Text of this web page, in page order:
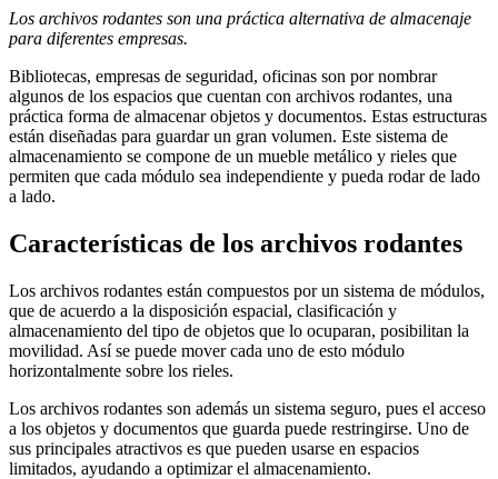
Los archivos rodantes son una práctica alternativa de almacenaje
para diferentes empresas.
Bibliotecas, empresas de seguridad, oficinas son por nombrar
algunos de los espacios que cuentan con archivos rodantes, una
práctica forma de almacenar objetos y documentos. Estas estructuras
están diseñadas para guardar un gran volumen. Este sistema de
almacenamiento se compone de un mueble metálico y rieles que
permiten que cada módulo sea independiente y pueda rodar de lado
a lado.
Características de los archivos rodantes
Los archivos rodantes están compuestos por un sistema de módulos,
que de acuerdo a la disposición espacial, clasificación y
almacenamiento del tipo de objetos que lo ocuparan, posibilitan la
movilidad. Así se puede mover cada uno de esto módulo
horizontalmente sobre los rieles.
Los archivos rodantes son además un sistema seguro, pues el acceso
a los objetos y documentos que guarda puede restringirse. Uno de
sus principales atractivos es que pueden usarse en espacios
limitados, ayudando a optimizar el almacenamiento.